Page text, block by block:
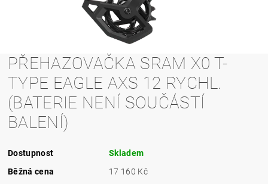
PŘEHAZOVAČKA SRAM X0 T-
TYPE EAGLE AXS 12 RYCHL.
(BATERIE NENÍ SOUČÁSTÍ
BALENÍ)
Dostupnost
Skladem
Běžná cena
17 160 Kč